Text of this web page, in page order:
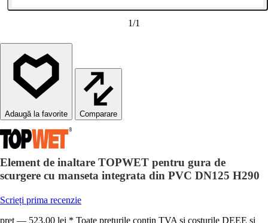
1/1
Comparare
Element de inaltare TOPWET pentru gura de
scurgere cu manseta integrata din PVC DN125 H290
Scrieți prima recenzie
preț — 523,00 lei * Toate prețurile conțin TVA și costurile DEEE și